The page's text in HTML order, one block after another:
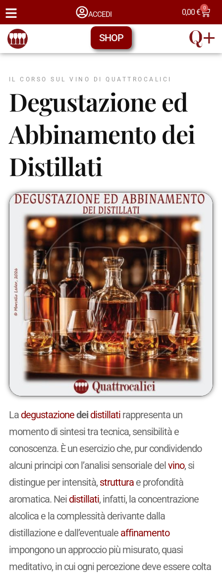
ACCEDI 0,00€ 0
SHOP
IL CORSO SUL VINO DI QUATTROCALICI
Degustazione ed
Abbinamento dei
Distillati
La degustazionedeidistillatirappresenta un
momento di sintesi tra tecnica, sensibilità e
conoscenza. È un esercizio che, pur condividendo
alcuni principi con l’analisi sensoriale delvino, si
distingue per intensità, strutturae profondità
aromatica. Nei distillati, infatti, la concentrazione
alcolica e la complessità derivante dalla
distillazione e dall’eventuale affinamento
impongono un approccio più misurato, quasi
meditativo, in cui ogni percezione deve essere colta